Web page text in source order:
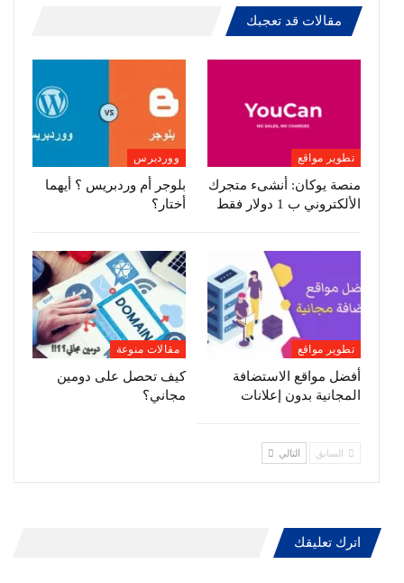
مقالات قد تعجبك
تطوير مواقع
منصة يوكان: أنشىء متجرك
الألكتروني ب 1 دولار فقط
ووردبرس
بلوجر أم وردبريس ؟ أيهما
أختار؟
تطوير مواقع
أفضل مواقع الاستضافة
المجانية بدون إعلانات
مقالات منوعة
كيف تحصل على دومين
مجاني؟
السابق التالي
اترك تعليقك